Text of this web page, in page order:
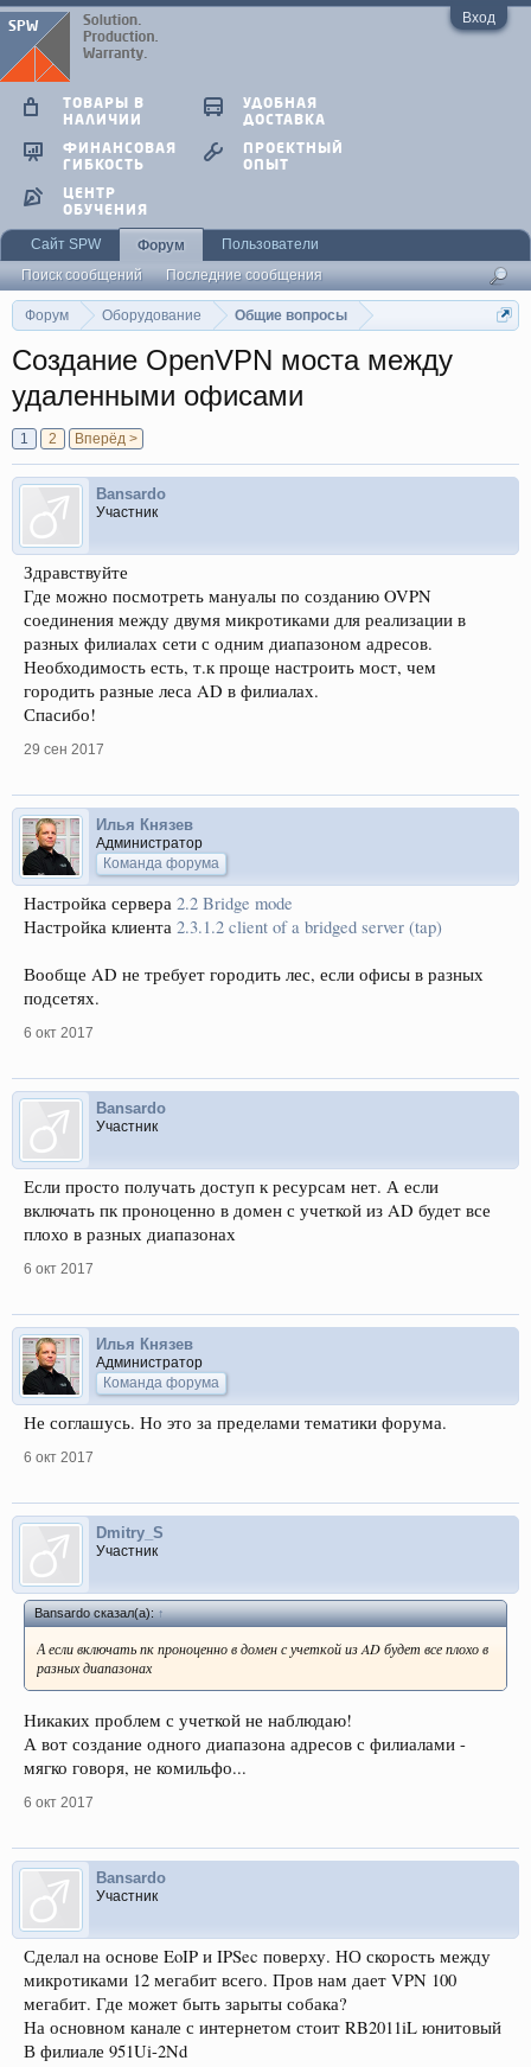
Вход
Форум Оборудование Общие вопросы
Создание OpenVPN моста между
удаленными офисами
1 2 Вперёд >
Bansardo
Участник
Здравствуйте
Где можно посмотреть мануалы по созданию OVPN
соединения между двумя микротиками для реализации в
разных филиалах сети с одним диапазоном адресов.
Необходимость есть, т.к проще настроить мост, чем
городить разные леса AD в филиалах.
Спасибо!
29 сен 2017
Илья Князев
Администратор
Команда форума
Настройка сервера 2.2 Bridge mode
Настройка клиента 2.3.1.2 client of a bridged server (tap)
Вообще AD не требует городить лес, если офисы в разных
подсетях.
6 окт 2017
Bansardo
Участник
Если просто получать доступ к ресурсам нет. А если
включать пк проноценно в домен с учеткой из AD будет все
плохо в разных диапазонах
6 окт 2017
Илья Князев
Администратор
Команда форума
Не соглашусь. Но это за пределами тематики форума.
6 окт 2017
Dmitry_S
Участник
Bansardo сказал(а):↑
А если включать пк проноценно в домен с учеткой из AD будет все плохо в
разных диапазонах
Никаких проблем с учеткой не наблюдаю!
А вот создание одного диапазона адресов с филиалами -
мягко говоря, не комильфо...
6 окт 2017
Bansardo
Участник
Сделал на основе EoIP и IPSec поверху. НО скорость между
микротиками 12 мегабит всего. Пров нам дает VPN 100
мегабит. Где может быть зарыты собака?
На основном канале с интернетом стоит RB2011iL юнитовый
В филиале 951Ui-2Nd
ТОВАРЫ В
НАЛИЧИИ
УДОБНАЯ
ДОСТАВКА
ФИНАНСОВАЯ
ГИБКОСТЬ
ПРОЕКТНЫЙ
ОПЫТ
ЦЕНТР
ОБУЧЕНИЯ
Сайт SPW
Форум
Поиск сообщений
Последние сообщения
Пользователи